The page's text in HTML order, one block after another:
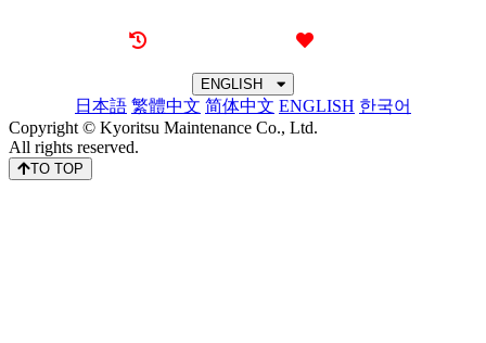
ENGLISH
日本語 繁體中文 简体中文 ENGLISH 한국어
Copyright © Kyoritsu Maintenance Co., Ltd.
All rights reserved.
TO TOP